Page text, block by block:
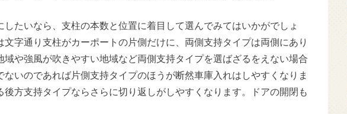
したいなら、支柱の本数と位置に着目して選んでみてはいかがでしょ
文字通り支柱がカーポートの片側だけに、両側支持タイプは両側にあり
域や強風が吹きやすい地域など両側支持タイプを選ばざるをえない場合
ないのであれば片側支持タイプのほうが断然車庫入れはしやすくなりま
後方支持タイプならさらに切り返しがしやすくなります。ドアの開閉も